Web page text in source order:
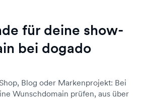
für deine show-
bei dogado
Blog oder Markenprojekt: Bei
Wunschdomain prüfen, aus über